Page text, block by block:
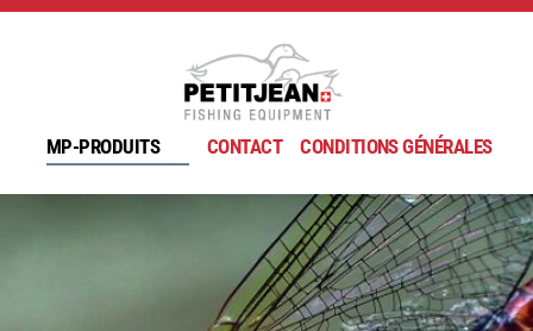
MP-PRODUITS CONTACT CONDITIONS GÉNÉRALES